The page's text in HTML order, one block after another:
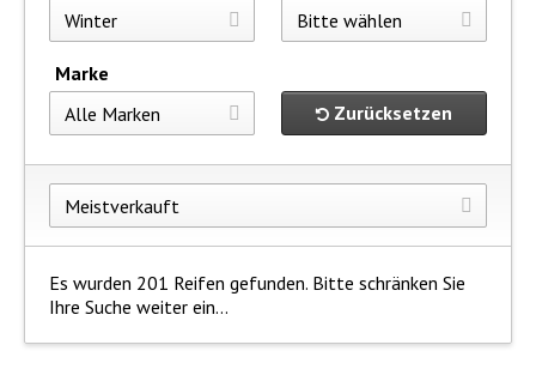
Marke
Zurücksetzen
Es wurden 201 Reifen gefunden. Bitte schränken Sie
Ihre Suche weiter ein...